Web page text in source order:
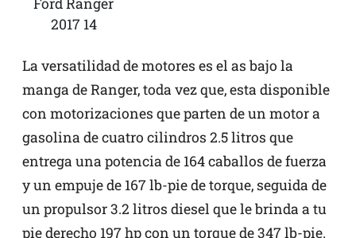
2017 14
La versatilidad de motores es el as bajo la
manga de Ranger, toda vez que, esta disponible
con motorizaciones que parten de un motor a
gasolina de cuatro cilindros 2.5 litros que
entrega una potencia de 164 caballos de fuerza
y un empuje de 167 lb-pie de torque, seguida de
un propulsor 3.2 litros diesel que le brinda a tu
pie derecho 197 hp con un torque de 347 lb-pie.